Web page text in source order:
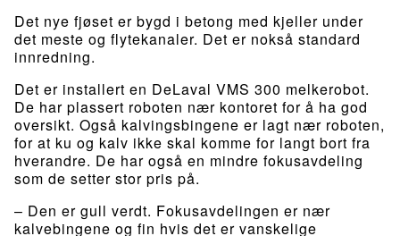
Det nye fjøset er bygd i betong med kjeller under
det meste og flytekanaler. Det er nokså standard
innredning.
Det er installert en DeLaval VMS 300 melkerobot.
De har plassert roboten nær kontoret for å ha god
oversikt. Også kalvingsbingene er lagt nær roboten,
for at ku og kalv ikke skal komme for langt bort fra
hverandre. De har også en mindre fokusavdeling
som de setter stor pris på.
– Den er gull verdt. Fokusavdelingen er nær
kalvebingene og fin hvis det er vanskelige